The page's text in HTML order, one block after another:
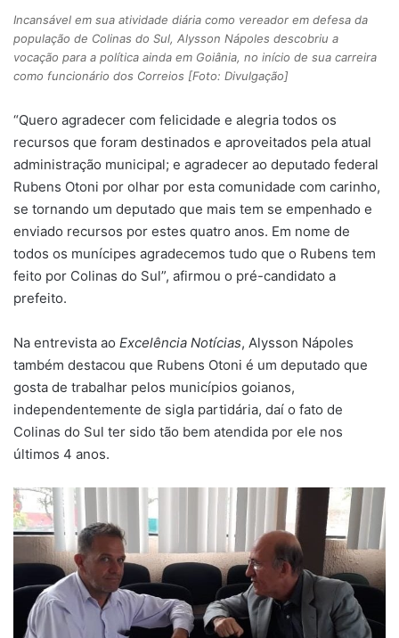
Incansável em sua atividade diária como vereador em defesa da
população de Colinas do Sul, Alysson Nápoles descobriu a
vocação para a política ainda em Goiânia, no início de sua carreira
como funcionário dos Correios [Foto: Divulgação]
“Quero agradecer com felicidade e alegria todos os
recursos que foram destinados e aproveitados pela atual
administração municipal; e agradecer ao deputado federal
Rubens Otoni por olhar por esta comunidade com carinho,
se tornando um deputado que mais tem se empenhado e
enviado recursos por estes quatro anos. Em nome de
todos os munícipes agradecemos tudo que o Rubens tem
feito por Colinas do Sul”, afirmou o pré-candidato a
prefeito.
Na entrevista ao Excelência Notícias, Alysson Nápoles
também destacou que Rubens Otoni é um deputado que
gosta de trabalhar pelos municípios goianos,
independentemente de sigla partidária, daí o fato de
Colinas do Sul ter sido tão bem atendida por ele nos
últimos 4 anos.